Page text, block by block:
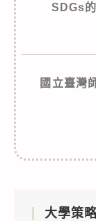
SDGs
國立臺灣
大學策